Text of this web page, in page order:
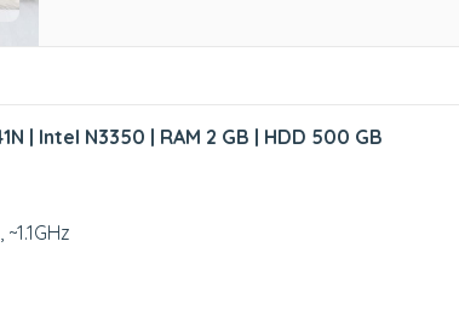
| Intel N3350 | RAM 2 GB | HDD 500 GB